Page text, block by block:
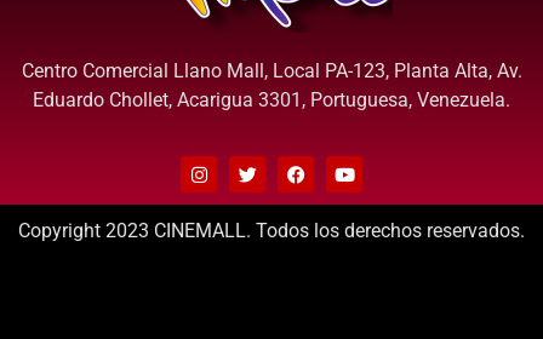
Centro Comercial Llano Mall, Local PA-123, Planta Alta, Av.
Eduardo Chollet, Acarigua 3301, Portuguesa, Venezuela.
Copyright 2023 CINEMALL. Todos los derechos reservados.